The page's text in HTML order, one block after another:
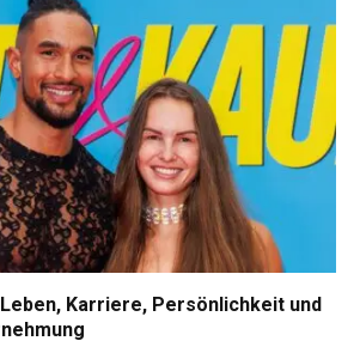
Karriere, Persönlichkeit und